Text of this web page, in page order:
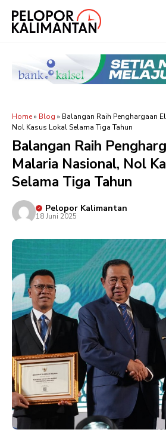
Home» Blog » Balangan Raih Penghargaan
Nol Kasus Lokal Selama Tiga Tahun
Balangan Raih
Malaria Nasional, Nol
Selama Tiga Tahun
Pelopor Kalimantan
18 Juni 2025